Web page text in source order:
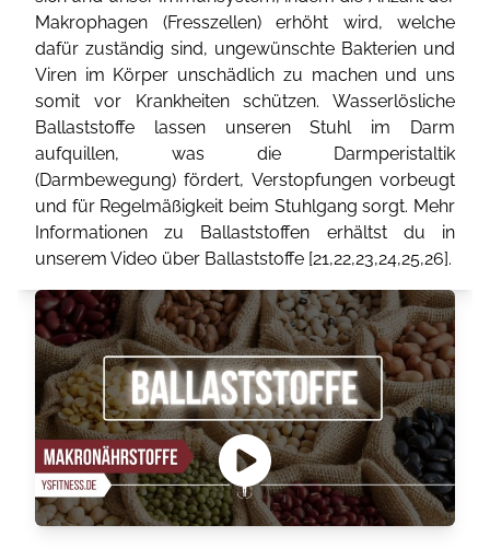
Makrophagen (Fresszellen) erhöht wird, welche
dafür zuständig sind, ungewünschte Bakterien und
Viren im Körper unschädlich zu machen und uns
somit vor Krankheiten schützen. Wasserlösliche
Ballaststoffe lassen unseren Stuhl im Darm
aufquillen, was die Darmperistaltik
(Darmbewegung) fördert, Verstopfungen vorbeugt
und für Regelmäßigkeit beim Stuhlgang sorgt. Mehr
Informationen zu Ballaststoffen erhältst du in
unserem Video über Ballaststoffe [21,22,23,24,25,26].